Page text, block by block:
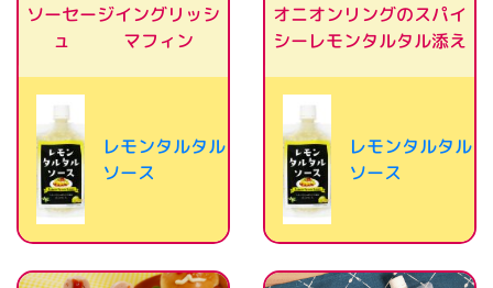
ソーセージイングリッシ
ュ マフィン
レモンタルタル
ソース
オニオンリングのスパイ
シーレモンタルタル添え
レモンタルタル
ソース